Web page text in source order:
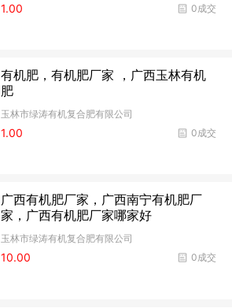
0成交
1.00
有机肥，有机肥厂家 ，广西玉林有机
肥
玉林市绿涛有机复合肥有限公司
0成交
1.00
广西有机肥厂家，广西南宁有机肥厂
家，广西有机肥厂家哪家好
玉林市绿涛有机复合肥有限公司
0成交
10.00